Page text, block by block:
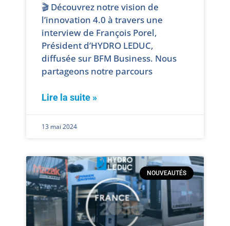
🎬 Découvrez notre vision de
l’innovation 4.0 à travers une
interview de François Porel,
Président d’HYDRO LEDUC,
diffusée sur BFM Business. Nous
partageons notre parcours
Lire la suite »
13 mai 2024
NOUVEAUTÉS